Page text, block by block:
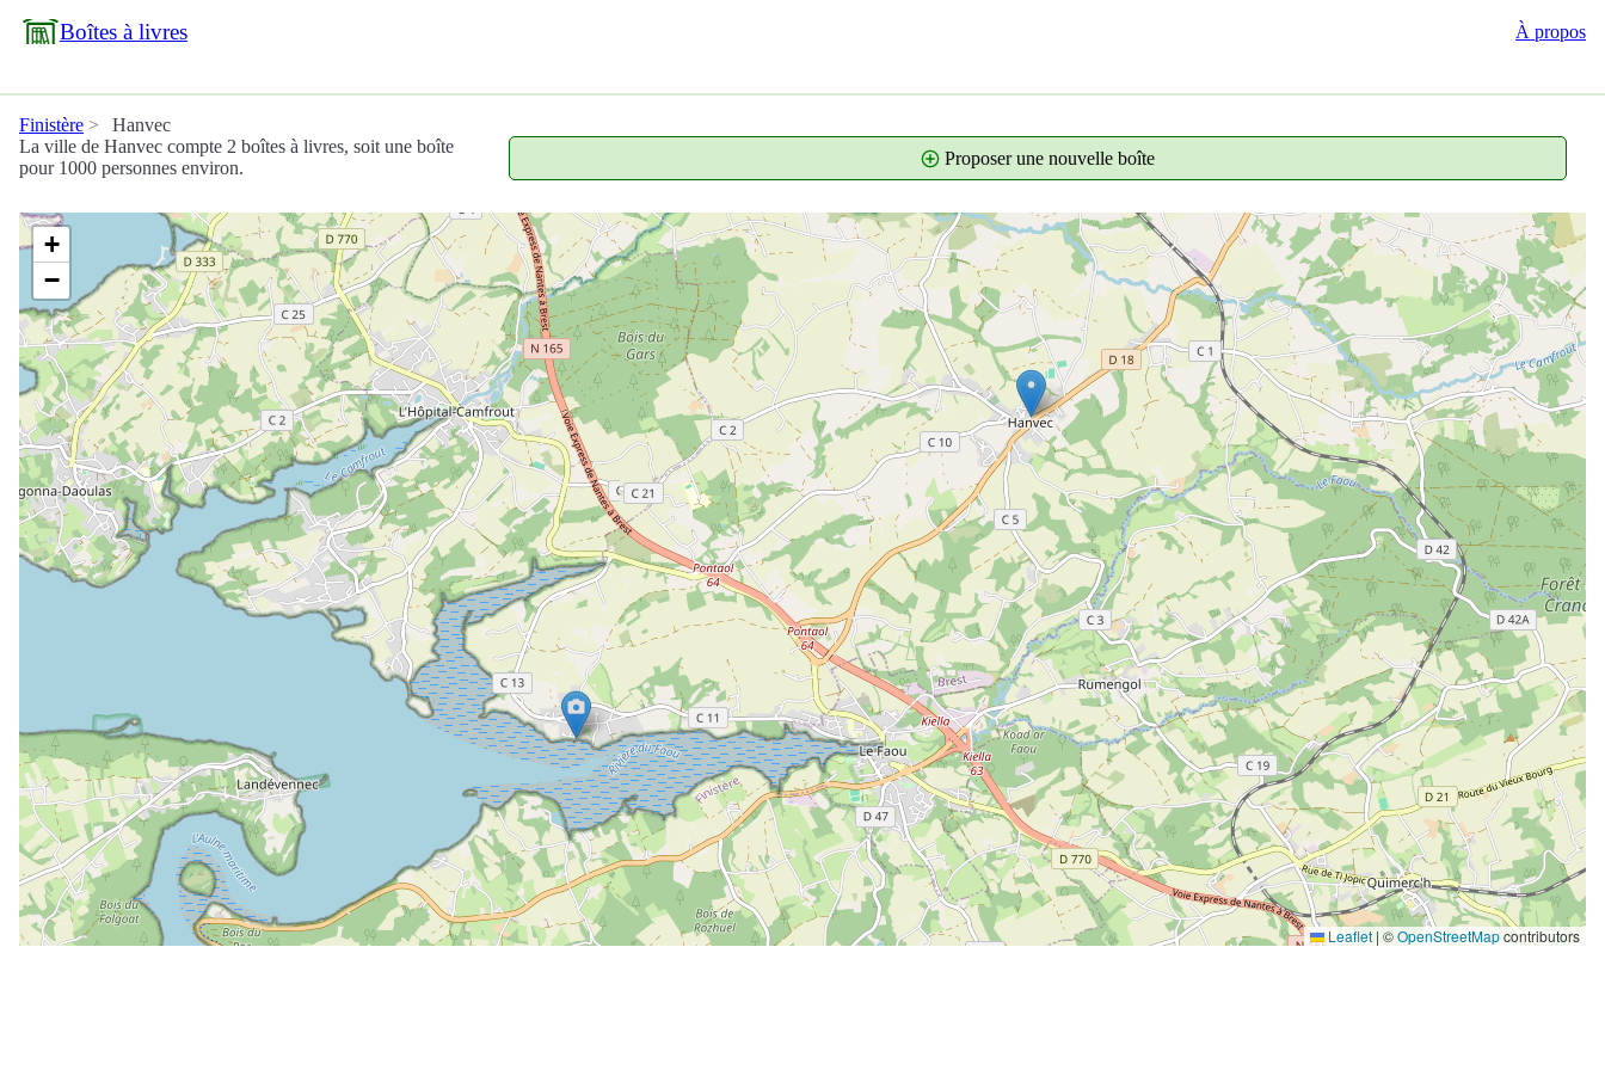
Boîtes à livres À propos
Finistère
Hanvec
La ville de Hanvec compte 2 boîtes à livres, soit une boîte
pour 1000 personnes environ.
Proposer une nouvelle boîte
+
−
Leaflet | ©OpenStreetMapcontributors